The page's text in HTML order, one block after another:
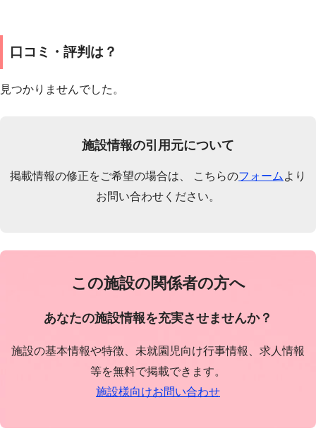
口コミ・評判は？
見つかりませんでした。
施設情報の引用元について
掲載情報の修正をご希望の場合は、 こちらのフォーム より
お問い合わせください。
この施設の関係者の方へ
あなたの施設情報を充実させませんか？
施設の基本情報や特徴、未就園児向け行事情報、求人情報
等を無料で掲載できます。
施設様向けお問い合わせ